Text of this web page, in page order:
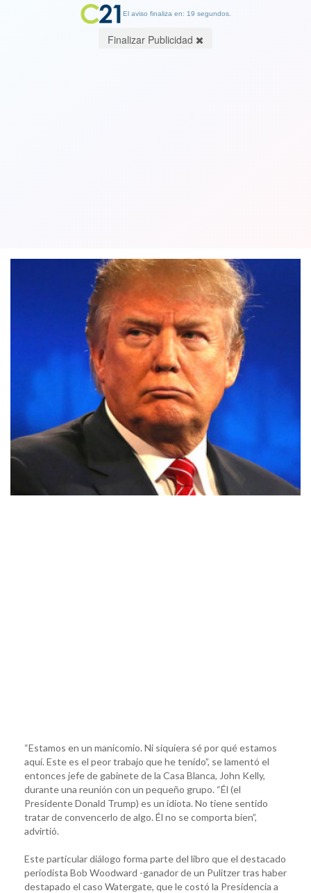
“Estamos en un manicomio. Ni siquiera sé por qué estamos
aquí. Este es el peor trabajo que he tenido”, se lamentó el
entonces jefe de gabinete de la Casa Blanca, John Kelly,
durante una reunión con un pequeño grupo. “Él (el
Presidente Donald Trump) es un idiota. No tiene sentido
tratar de convencerlo de algo. Él no se comporta bien”,
advirtió.
Este particular diálogo forma parte del libro que el destacado
periodista Bob Woodward -ganador de un Pulitzer tras haber
destapado el caso Watergate, que le costó la Presidencia a
El aviso finaliza en: 19 segundos.
Finalizar Publicidad